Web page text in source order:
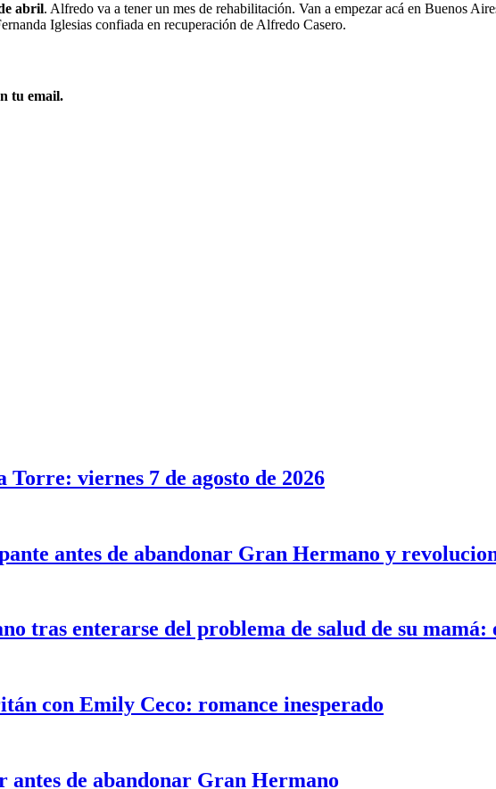
abril. Alfredo va a tener un mes de rehabilitación. Van a empezar acá en Buenos
Iglesias confiada en recuperación de Alfredo Casero.
tu email.
viernes 7 de agosto de 2026
antes de abandonar Gran Hermano y
tras enterarse del problema de salud de su
con Emily Ceco: romance inesperado
antes de abandonar Gran Hermano